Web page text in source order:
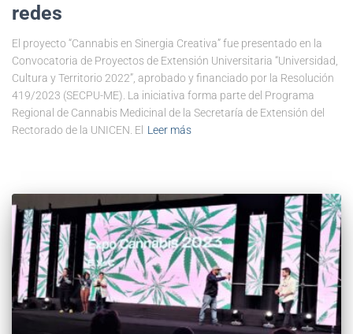
redes
El proyecto “Cannabis en Sinergia Creativa” fue presentado en la
Convocatoria de Proyectos de Extensión Universitaria “Universidad,
Cultura y Territorio 2022”, aprobado y financiado por la Resolución
419/2023 (SECPU-ME). La iniciativa forma parte del Programa
Regional de Cannabis Medicinal de la Secretaría de Extensión del
Rectorado de la UNICEN. El Leer más